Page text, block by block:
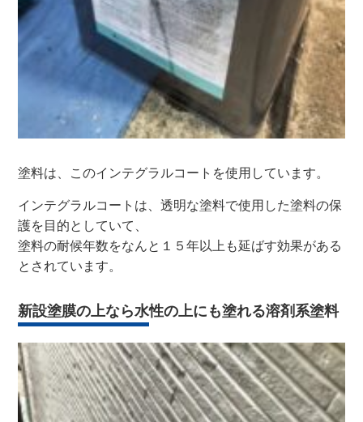
塗料は、このインテグラルコートを使用しています。
インテグラルコートは、透明な塗料で使用した塗料の保
護を目的としていて、
塗料の耐候年数をなんと１５年以上も延ばす効果がある
とされています。
新設塗膜の上なら水性の上にも塗れる溶剤系塗料